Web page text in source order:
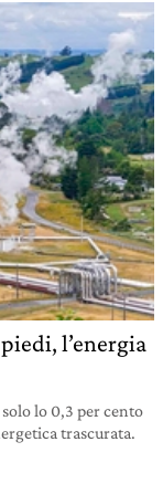
l’energia
lo 0,3 per cento
trascurata.